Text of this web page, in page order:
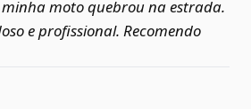
minha moto quebrou na estrada.
e profissional. Recomendo